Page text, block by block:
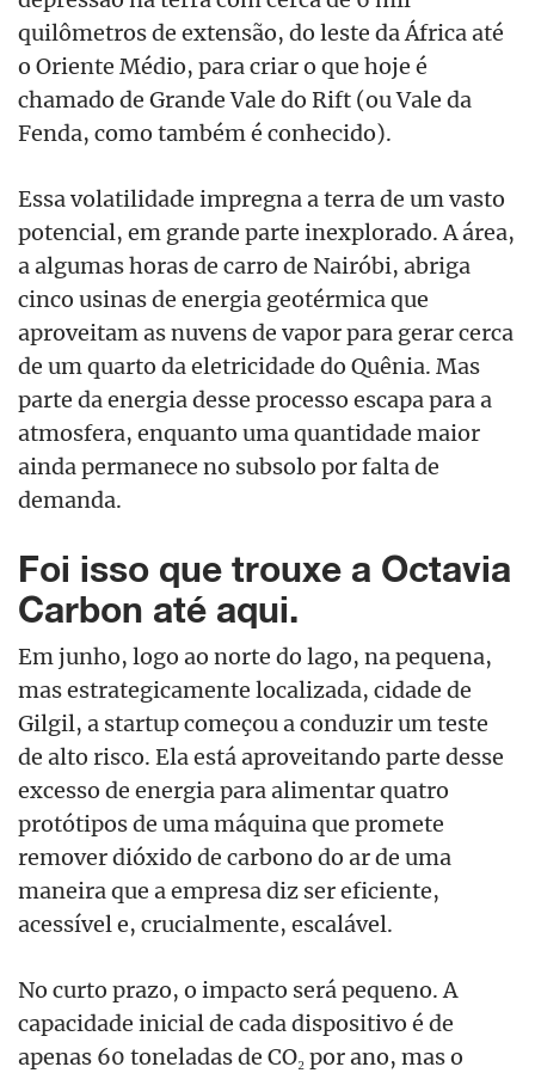
quilômetros de extensão, do leste da África até
o Oriente Médio, para criar o que hoje é
chamado de Grande Vale do Rift (ou Vale da
Fenda, como também é conhecido).
Essa volatilidade impregna a terra de um vasto
potencial, em grande parte inexplorado. A área,
a algumas horas de carro de Nairóbi, abriga
cinco usinas de energia geotérmica que
aproveitam as nuvens de vapor para gerar cerca
de um quarto da eletricidade do Quênia. Mas
parte da energia desse processo escapa para a
atmosfera, enquanto uma quantidade maior
ainda permanece no subsolo por falta de
demanda.
Foi isso que trouxe a Octavia
Carbon até aqui.
Em junho, logo ao norte do lago, na pequena,
mas estrategicamente localizada, cidade de
Gilgil, a startup começou a conduzir um teste
de alto risco. Ela está aproveitando parte desse
excesso de energia para alimentar quatro
protótipos de uma máquina que promete
remover dióxido de carbono do ar de uma
maneira que a empresa diz ser eficiente,
acessível e, crucialmente, escalável.
No curto prazo, o impacto será pequeno. A
capacidade inicial de cada dispositivo é de
apenas 60 toneladas de CO₂ por ano, mas o